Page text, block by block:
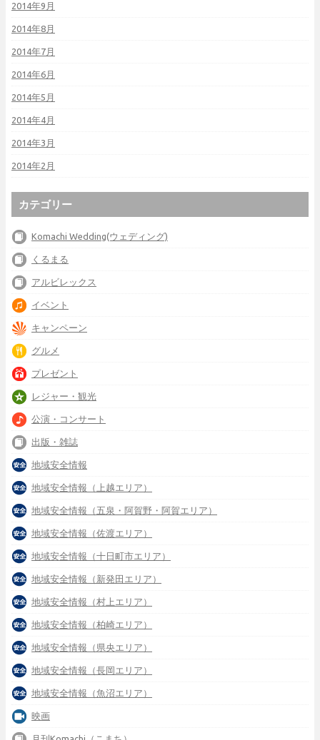
2014年9月
2014年8月
2014年7月
2014年6月
2014年5月
2014年4月
2014年3月
2014年2月
カテゴリー
Komachi Wedding(ウェディング)
くるまる
アルビレックス
イベント
キャンペーン
グルメ
プレゼント
レジャー・観光
公演・コンサート
出版・雑誌
地域安全情報
地域安全情報（上越エリア）
地域安全情報（五泉・阿賀野・阿賀エリア）
地域安全情報（佐渡エリア）
地域安全情報（十日町市エリア）
地域安全情報（新発田エリア）
地域安全情報（村上エリア）
地域安全情報（柏崎エリア）
地域安全情報（県央エリア）
地域安全情報（長岡エリア）
地域安全情報（魚沼エリア）
映画